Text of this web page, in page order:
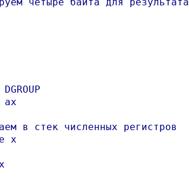
DGROUP
ax
в стек численных регистров
x